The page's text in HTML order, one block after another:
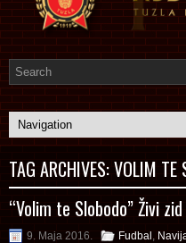
TAG ARCHIVES:VOLIM TE
“Volim te Slobodo” Živi zid
9. Maja 2016. Fudbal